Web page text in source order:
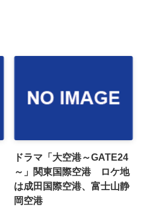
ドラマ「大空港～GATE24
～」関東国際空港 ロケ地
は成田国際空港、富士山静
岡空港